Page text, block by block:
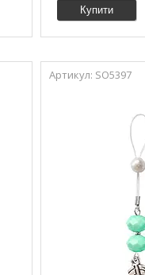
Купити
SO5397